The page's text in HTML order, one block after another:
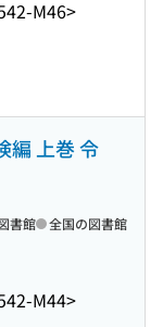
M46>
編 上巻 令
M44>
書館 全国の図書館